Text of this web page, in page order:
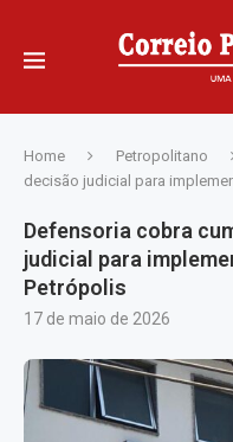
Home Petropolitano
decisão judicial para
Defensoria cobra
judicial para
Petrópolis
17 de maio de 2026